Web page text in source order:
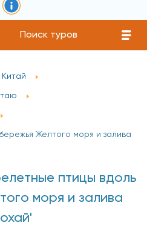
Поиск туров
Китай
Желтого моря и залива
птицы вдоль
моря и залива